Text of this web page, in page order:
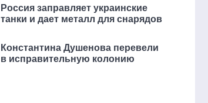
Россия заправляет украинские
танки и дает металл для снарядов
Константина Душенова перевели
в исправительную колонию